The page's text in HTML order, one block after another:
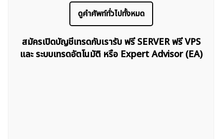
ดูคำศัพท์ทั่วไปทั้งหมด
สมัครเปิดบัญชีเทรดกับเรารับ ฟรี SERVER ฟรี VPS
และ ระบบเทรดอัตโนมัติ หรือ Expert Advisor (EA)